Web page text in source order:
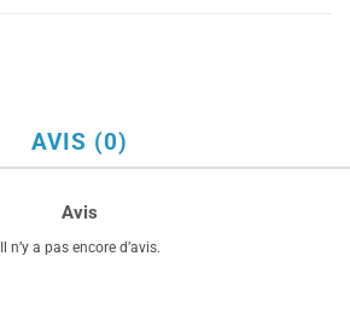
AVIS (0)
Avis
Il n’y a pas encore d’avis.